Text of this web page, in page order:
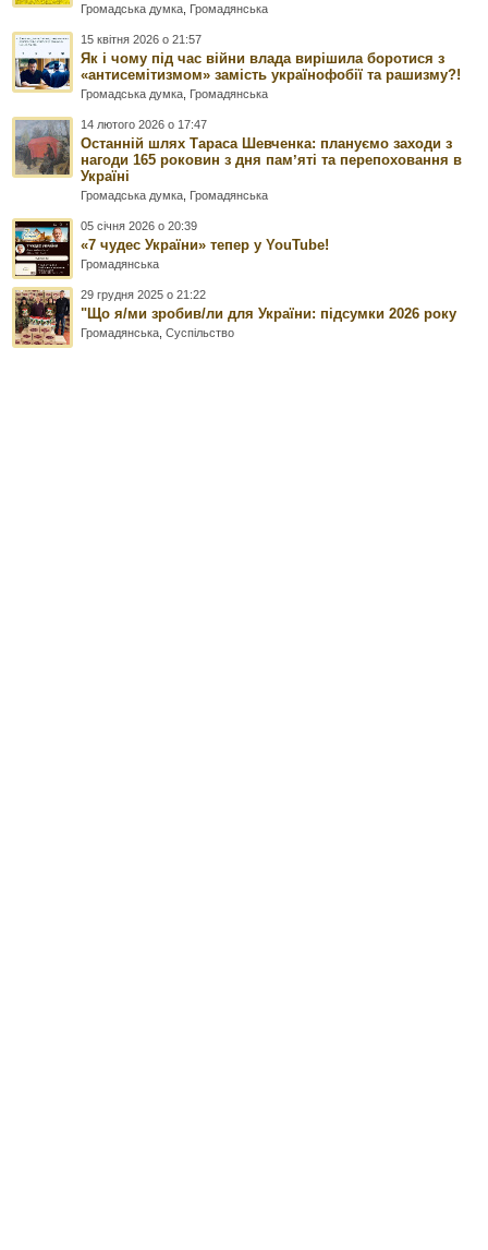
Громадська думка Громадянська
15 квітня 2026 о 21:57
Як і чому під час війни влада вирішила боротися з
«антисемітизмом» замість українофобії та рашизму?!
Громадська думка Громадянська
14 лютого 2026 о 17:47
Останній шлях Тараса Шевченка: плануємо заходи з
нагоди 165 роковин з дня памʼяті та перепоховання в
Україні
Громадська думка Громадянська
05 січня 2026 о 20:39
«7 чудес України» тепер у YouTube!
Громадянська
29 грудня 2025 о 21:22
"Що я/ми зробив/ли для України: підсумки 2026 року
Громадянська ,Суспільство